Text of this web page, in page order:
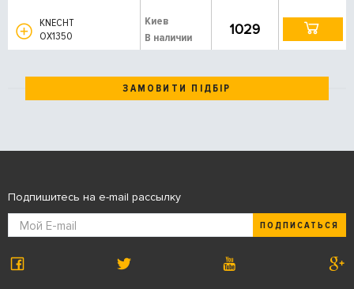
KNECHT
OX1350
Киев
В наличии
1029
ЗАМОВИТИ ПІДБІР
Подпишитесь на e-mail рассылку
ПОДПИСАТЬСЯ